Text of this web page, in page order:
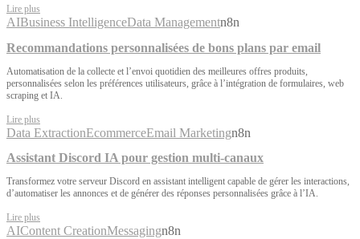
Lire plus
AIBusiness IntelligenceData Managementn8n
Recommandations personnalisées de bons plans par email
Automatisation de la collecte et l’envoi quotidien des meilleures offres produits,
personnalisées selon les préférences utilisateurs, grâce à l’intégration de formulaires, web
scraping et IA.
Lire plus
Data ExtractionEcommerceEmail Marketingn8n
Assistant Discord IA pour gestion multi-canaux
Transformez votre serveur Discord en assistant intelligent capable de gérer les interactions,
d’automatiser les annonces et de générer des réponses personnalisées grâce à l’IA.
Lire plus
AIContent CreationMessagingn8n